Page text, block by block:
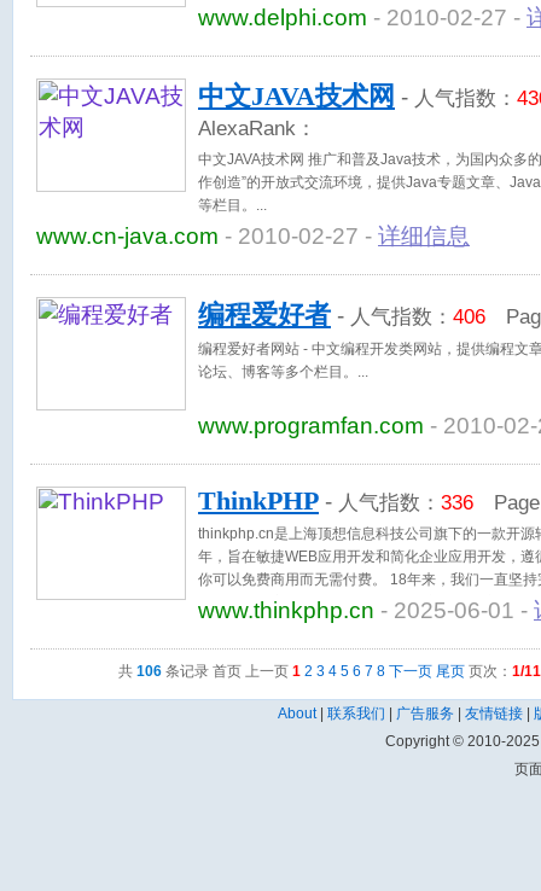
countries.
www.delphi.com - 2010-02-27 -
中文JAVA技术网 - 人气指数：
AlexaRank：
中文JAVA技术网 推广和普及Java技术，为国内众多
作创造”的开放式交流环境，提供Java专题文章、
等栏目。
www.cn-java.com - 2010-02-27 - 详细信息
编程爱好者 - 人气指数： 406
编程爱好者网站 - 中文编程开发类网站，提供编程文
论坛、博客等多个栏目。
www.programfan.com - 2010-
ThinkPHP - 人气指数： 336
thinkphp.cn是上海顶想信息科技公司旗下的一款开
年，旨在敏捷WEB应用开发和简化企业应用开发，
你可以免费商用而无需付费。 18年来，我们一直坚
者和海量的应用使用ThinkPHP，有广泛的用户基础
网站有30%以上基于ThinkPHP开发，是国内PHP框
www.thinkphp.cn - 2025-06-01 -
共 106 条记录 首页 上一页 1 2 3 4 5 6 7 8 下一页 尾页 页次： 1/11
About| 联系我们 广告服务 友情链接|
Copyright © 2010-
页